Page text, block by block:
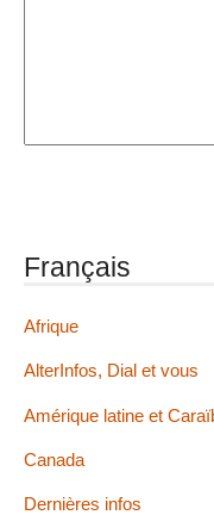
Français
Afrique
AlterInfos, Dial et vous
Amérique latine et
Canada
Dernières infos